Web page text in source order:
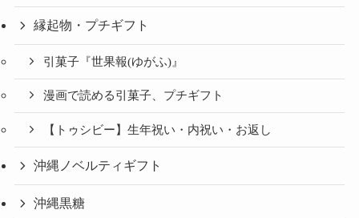
縁起物・プチギフト
引菓子『世果報(ゆがふ)』
漫画で読める引菓子、プチギフト
【トゥシビー】生年祝い・内祝い・お返し
沖縄ノベルティギフト
沖縄黒糖